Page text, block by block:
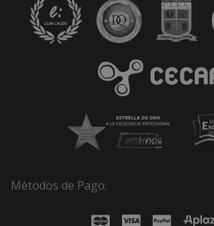
Métodos de Pago: